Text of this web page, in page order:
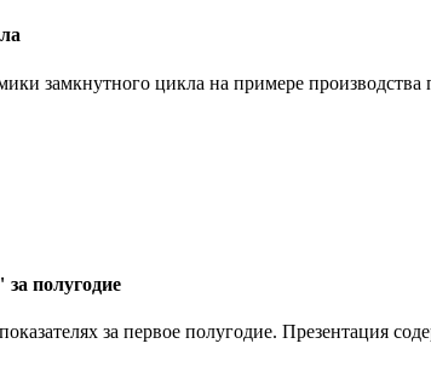
замкнутного цикла на примере производства
полугодие
за первое полугодие. Презентация